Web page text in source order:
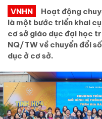
VNHN
Hoạt động
là một bước triển khai
cơ sở giáo dục đại học
NQ/TW về chuyển đổi
dục ở cơ sở.